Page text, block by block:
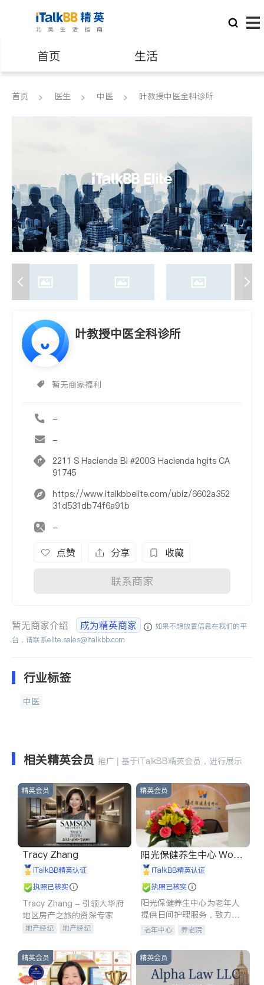
首页 生活
医生 律师
养老 非盈利组织
首页 医生 中医 叶教授中医全科诊所
叶教授中医全科诊所
暂无商家福利
-
-
2211 S Hacienda Bl #200G Hacienda hgits CA
91745
https://www.italkbbelite.com/ubiz/6602a352
31d531db74f6a91b
-
点赞 分享 收藏
联系商家
暂无商家介绍 成为精英商家
如果不想放置信息在我们的平
台，请联系elite.sales@italkbb.com
行业标签
中医
相关精英会员 推广 | 基于iTalkBB精英会员，进行展示
精英会员
Tracy Zhang
iTalkBB精英认证
执照已核实
Tracy Zhang - 引领大华府
地区房产之旅的资深专家
地产经纪
地产经纪
商铺租售
开发商建商
精英会员
阳光保健养生中心 World
shine
iTalkBB精英认证
执照已核实
阳光保健养生中心为老年人
提供日间护理服务，致力于
通过持续的护理创新来有效
老年中心 养老院
精英会员 精英会员